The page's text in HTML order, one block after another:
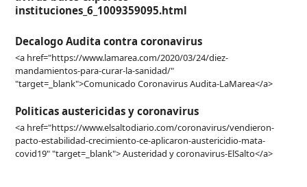
instituciones_6_1009359095.html
Decalogo Audita contra coronavirus
<a href="https://www.lamarea.com/2020/03/24/diez-
mandamientos-para-curar-la-sanidad/"
"target=_blank">Comunicado Coronavirus Audita-LaMarea</a>
Politicas austericidas y coronavirus
<a href="https://www.elsaltodiario.com/coronavirus/vendieron-
pacto-estabilidad-crecimiento-ce-aplicaron-austericidio-mata-
covid19" "target=_blank"> Austeridad y coronavirus-ElSalto</a>